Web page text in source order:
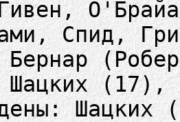
Спид,
Бернар
(17),